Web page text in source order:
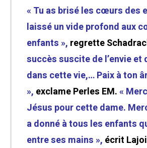
« Tu as brisé les cœurs des
laissé un vide profond aux
enfants », regrette
succès suscite de l’envie et
dans cette vie,… Paix à ton
», exclame Perles EM.«
Jésus pour cette dame.
a donné à tous les enfants
entre ses mains », écrit